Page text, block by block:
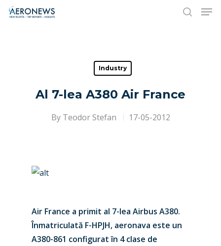
Hit enter to search or ESC to close
Industry
Al 7-lea A380 Air France
By Teodor Stefan 17-05-2012
Air France a primit al 7-lea Airbus A380.
Înmatriculată F-HPJH, aeronava este un
A380-861 configurat în 4 clase de